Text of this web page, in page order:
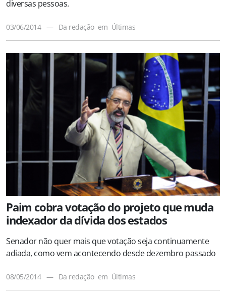
diversas pessoas.
03/06/2014 — Da redação em Últimas
Paim cobra votação do projeto que muda
indexador da dívida dos estados
Senador não quer mais que votação seja continuamente
adiada, como vem acontecendo desde dezembro passado
08/05/2014 — Da redação em Últimas